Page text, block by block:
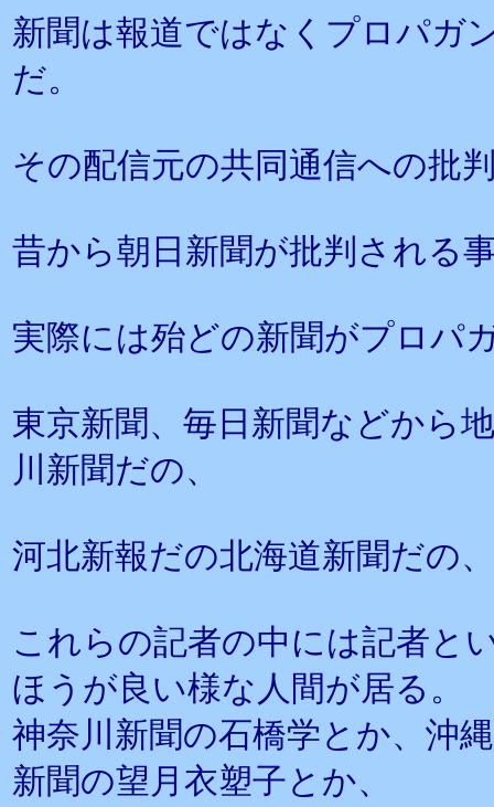
新聞は報道ではなくプロパガ
だ。
その配信元の共同通信への批
昔から朝日新聞が批判される
実際には殆どの新聞がプロパ
東京新聞、毎日新聞などから
川新聞だの、
河北新報だの北海道新聞だの
これらの記者の中には記者と
ほうが良い様な人間が居る。
神奈川新聞の石橋学とか、沖
新聞の望月衣塑子とか、